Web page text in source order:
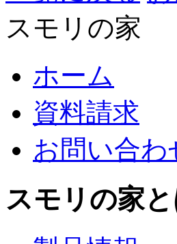
スモリの家
ホーム
資料請求
お問い合わ
スモリの家